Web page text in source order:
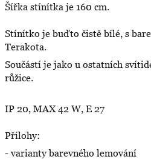
Šířka stínítka je 160 cm.
Stínítko je buďto čistě bílé, s
Terakota.
Součástí je jako u ostatních
růžice.
IP 20, MAX 42 W, E 27
Přílohy:
- varianty barevného lemování